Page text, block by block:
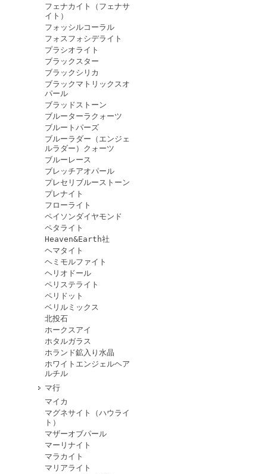
フェナカイト（フェナサ
イト）
フォッシルコーラル
フォスフォシデライト
プラシオライト
ブラックスター
ブラックシリカ
ブラックマトリックスオ
パール
ブラッドストーン
ブルーターラクォーツ
ブルートパーズ
ブルーラダー（エンジェ
ルラダー）クォーツ
ブルーレース
ブレッチアオパール
プレセリブルーストーン
プレナイト
フローライト
ペイソンダイヤモンド
ペタライト
Heaven&Earth社
ヘマタイト
ヘミモルファイト
ヘリオドール
ペリステライト
ペリドット
ベリルミックス
北投石
ホークスアイ
ホタルガラス
ホランド鉱入り水晶
ホワイトエンジェルヘア
ルチル
マ行
マイカ
マグネサイト（ハウライ
ト）
マザーオブパール
マーリナイト
マラカイト
マリアライト